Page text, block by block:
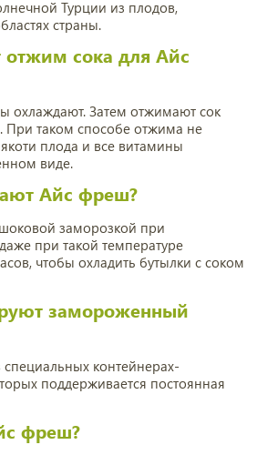
Турции из плодов,
страны.
отжим сока для Айс
охлаждают. Затем отжимают сок
При таком способе отжима не
плода и все витамины
виде.
Айс фреш?
заморозкой при
при такой температуре
чтобы охладить бутылки с соком
замороженный
контейнерах-
поддерживается постоянная
фреш?